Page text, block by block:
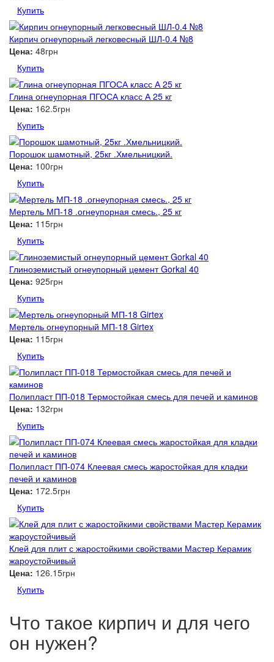
Купить
Кирпич огнеупорный легковесный ШЛ-0.4 №8
Цена: 48грн
Купить
Глина огнеупорная ПГОСА класс А 25 кг
Цена: 162.5грн
Купить
Порошок шамотный, 25кг .Хмельницкий.
Цена: 100грн
Купить
Мертель МП-18 .огнеупорная смесь., 25 кг
Цена: 115грн
Купить
Глиноземистый огнеупорный цемент Gorkal 40
Цена: 925грн
Купить
Мертель огнеупорный МП-18 Girtex
Цена: 115грн
Купить
Полипласт ПП-018 Термостойкая смесь для печей и каминов
Цена: 132грн
Купить
Полипласт ПП-074 Клеевая смесь жаростойкая для кладки
печей и каминов
Цена: 172.5грн
Купить
Клей для плит с жаростойкими свойствами Мастер Керамик
жароустойчивый
Цена: 126.15грн
Купить
Что такое кирпич и для чего
он нужен?